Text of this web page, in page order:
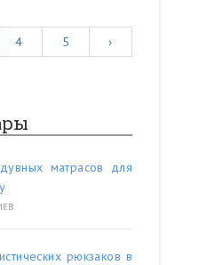
4 5
›
матрасов для
рюкзаков в